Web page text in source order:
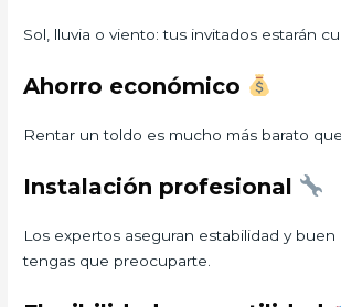
Sol, lluvia o viento: tus invitados estarán
Ahorro económico
Rentar un toldo es mucho más barato
Instalación profesional
Los expertos aseguran estabilidad y
tengas que preocuparte.